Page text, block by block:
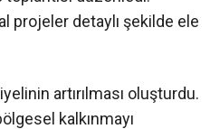
projeler detaylı şekilde ele
artırılması oluşturdu.
kalkınmayı